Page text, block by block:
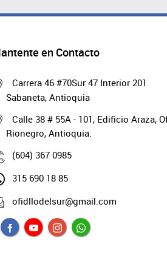
en Contacto
Carrera 46 #70Sur 47 Interior 201
Sabaneta, Antioquia
Calle 38 # 55A - 101, Edificio Araza,
Rionegro, Antioquia.
(604) 367 0985
315 690 18 85
ofidllodelsur@gmail.com